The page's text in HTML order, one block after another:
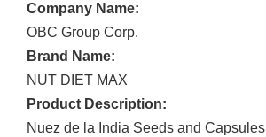
Company Name:
OBC Group Corp.
Brand Name:
NUT DIET MAX
Product Description:
Nuez de la India Seeds and Capsules